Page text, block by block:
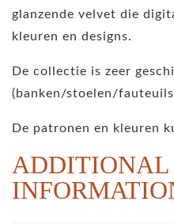
glanzende velvet die
kleuren en designs.
De collectie is zeer
(banken/stoelen/
De patronen en kleuren
ADDITIONAL